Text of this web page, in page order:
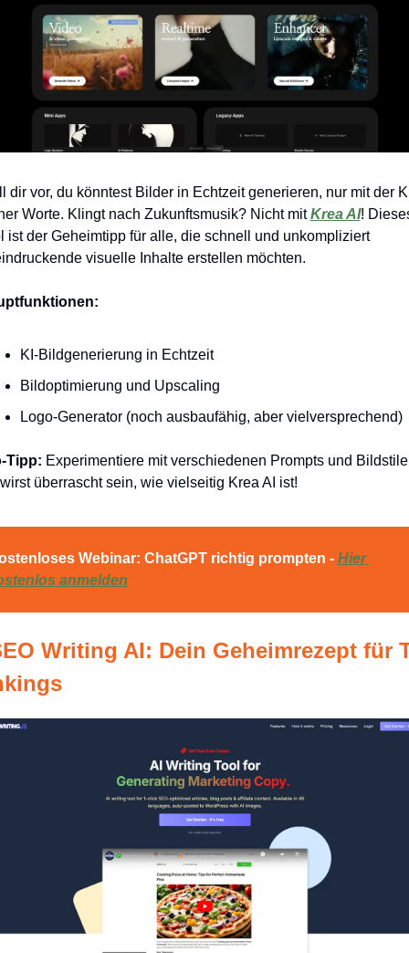
dir vor, du könntest Bilder in Echtzeit generieren, nur mit der
Worte. Klingt nach Zukunftsmusik? Nicht mit Krea AI!
ist der Geheimtipp für alle, die schnell und unkompliziert
visuelle Inhalte erstellen möchten.
KI-Bildgenerierung in Echtzeit
Bildoptimierung und Upscaling
Logo-Generator (noch ausbaufähig, aber vielversprechend)
Tipp: Experimentiere mit verschiedenen Prompts und
überrascht sein, wie vielseitig Krea AI ist!
Webinar: ChatGPT richtig prompten - Hier
anmelden
Writing AI: Dein Geheimrezept für